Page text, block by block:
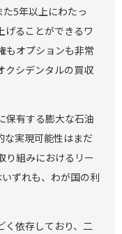
5年以上にわたっ
げることができるワ
もオプションも非常
クシデンタルの買収
保有する膨大な石油
な実現可能性はまだ
り組みにおけるリー
ずれも、わが国の利
く依存しており、二